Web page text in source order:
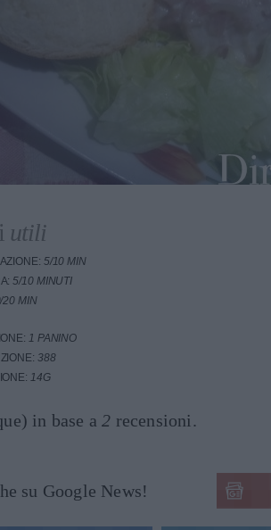
utili
5/10 MIN
5/10 MINUTI
20 MIN
1 PANINO
388
14G
in base a2 recensioni.
su Google News!